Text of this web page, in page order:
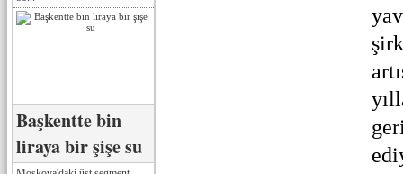
Başkentte bin
liraya bir şişe su